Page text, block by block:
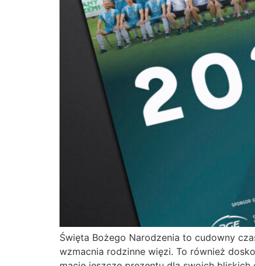
Święta Bożego Narodzenia to cudowny
wzmacnia rodzinne więzi. To również